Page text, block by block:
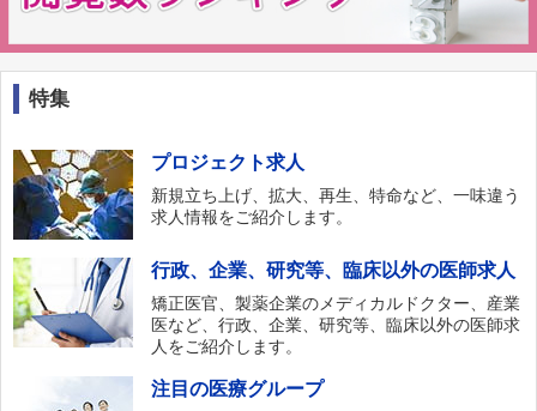
特集
プロジェクト求人
新規立ち上げ、拡大、再生、特命など、一味違う
求人情報をご紹介します。
行政、企業、研究等、臨床以外の医師求人
矯正医官、製薬企業のメディカルドクター、産業
医など、行政、企業、研究等、臨床以外の医師求
人をご紹介します。
注目の医療グループ